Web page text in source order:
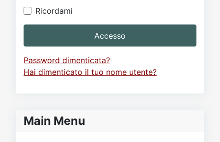
Ricordami
Accesso
Password dimenticata?
Hai dimenticato il tuo nome utente?
Main Menu